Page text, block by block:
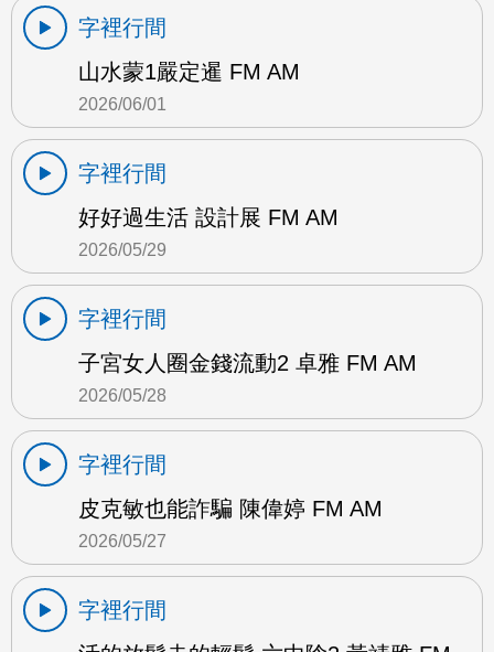
字裡行間
山水蒙1嚴定暹 FM AM
2026/06/01
字裡行間
好好過生活 設計展 FM AM
2026/05/29
字裡行間
子宮女人圈金錢流動2 卓雅 FM AM
2026/05/28
字裡行間
皮克敏也能詐騙 陳偉婷 FM AM
2026/05/27
字裡行間